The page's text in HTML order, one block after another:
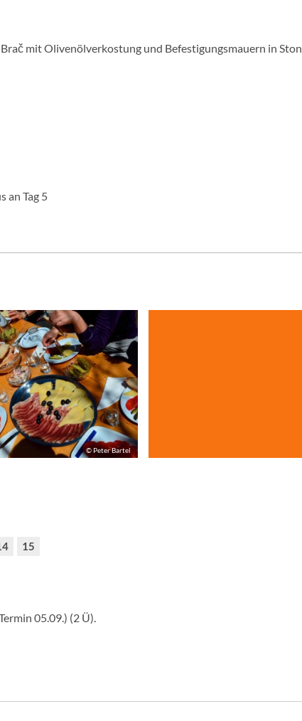
mit Olivenölverkostung und Befestigungsmauern in Ston
an Tag 5
© Peter Bartel
15
05.09.) (2 Ü).